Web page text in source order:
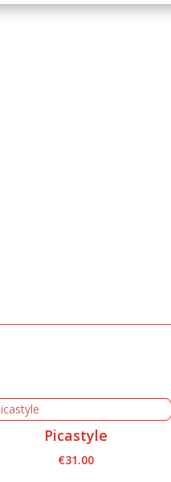
Picastyle
€31.00